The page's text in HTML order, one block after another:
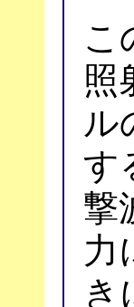
こ
照
ル
す
撃
力